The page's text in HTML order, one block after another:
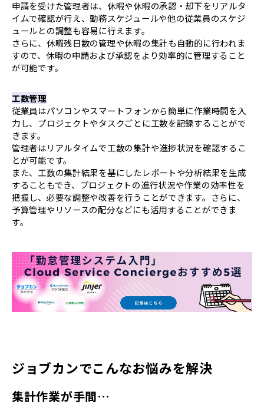
申請を受けた管理者は、休暇や休暇の承認・却下をリアルタ
イムで確認が行え、勤務スケジュールや他の従業員のスケジ
ュールとの調整も容易に行えます。
さらに、休暇残日数の管理や休暇の集計も自動的に行われま
すので、休暇の申請および承認をより効率的に管理すること
が可能です。
工数管理
従業員はパソコンやスマートフォンから簡単に作業時間を入
力し、プロジェクトやタスクごとに工数を記録することがで
きます。
管理者はリアルタイムで工数の集計や進捗状況を確認するこ
とが可能です。
また、工数の集計結果を基にしたレポートや分析結果を生成
することもでき、プロジェクトの進行状況や作業の効率性を
把握し、必要な調整や改善を行うことができます。さらに、
予算管理やリソースの配分などにも活用することができま
す。
ジョブカンでこんなお悩みを解決
集計作業が手間…